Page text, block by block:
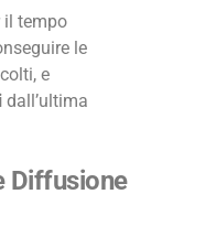
il tempo
le
e
dall’ultima
Diffusione